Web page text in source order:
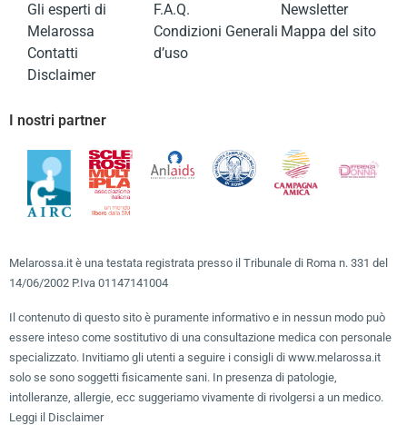
Gli esperti di
Melarossa
Contatti
Disclaimer
F.A.Q.
Condizioni Generali
d’uso
Newsletter
Mappa del sito
I nostri partner
Melarossa.it è una testata registrata presso il Tribunale di Roma n. 331 del
14/06/2002 P.Iva 01147141004
Il contenuto di questo sito è puramente informativo e in nessun modo può
essere inteso come sostitutivo di una consultazione medica con personale
specializzato. Invitiamo gli utenti a seguire i consigli di www.melarossa.it
solo se sono soggetti fisicamente sani. In presenza di patologie,
intolleranze, allergie, ecc suggeriamo vivamente di rivolgersi a un medico.
Leggi il Disclaimer